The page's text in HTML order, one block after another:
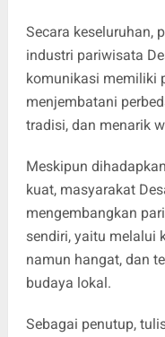
Secara keseluruhan,
industri pariwisata
komunikasi memiliki
menjembatani
tradisi, dan menarik
Meskipun
kuat, masyarakat
mengembangkan
sendiri, yaitu melalui
namun hangat, dan
budaya lokal.
Sebagai penutup,